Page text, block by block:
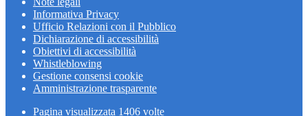
Informativa Privacy
Ufficio Relazioni con il Pubblico
Dichiarazione di accessibilità
Obiettivi di accessibilità
Whistleblowing
Gestione consensi cookie
Amministrazione trasparente
Pagina visualizzata 1406 volte